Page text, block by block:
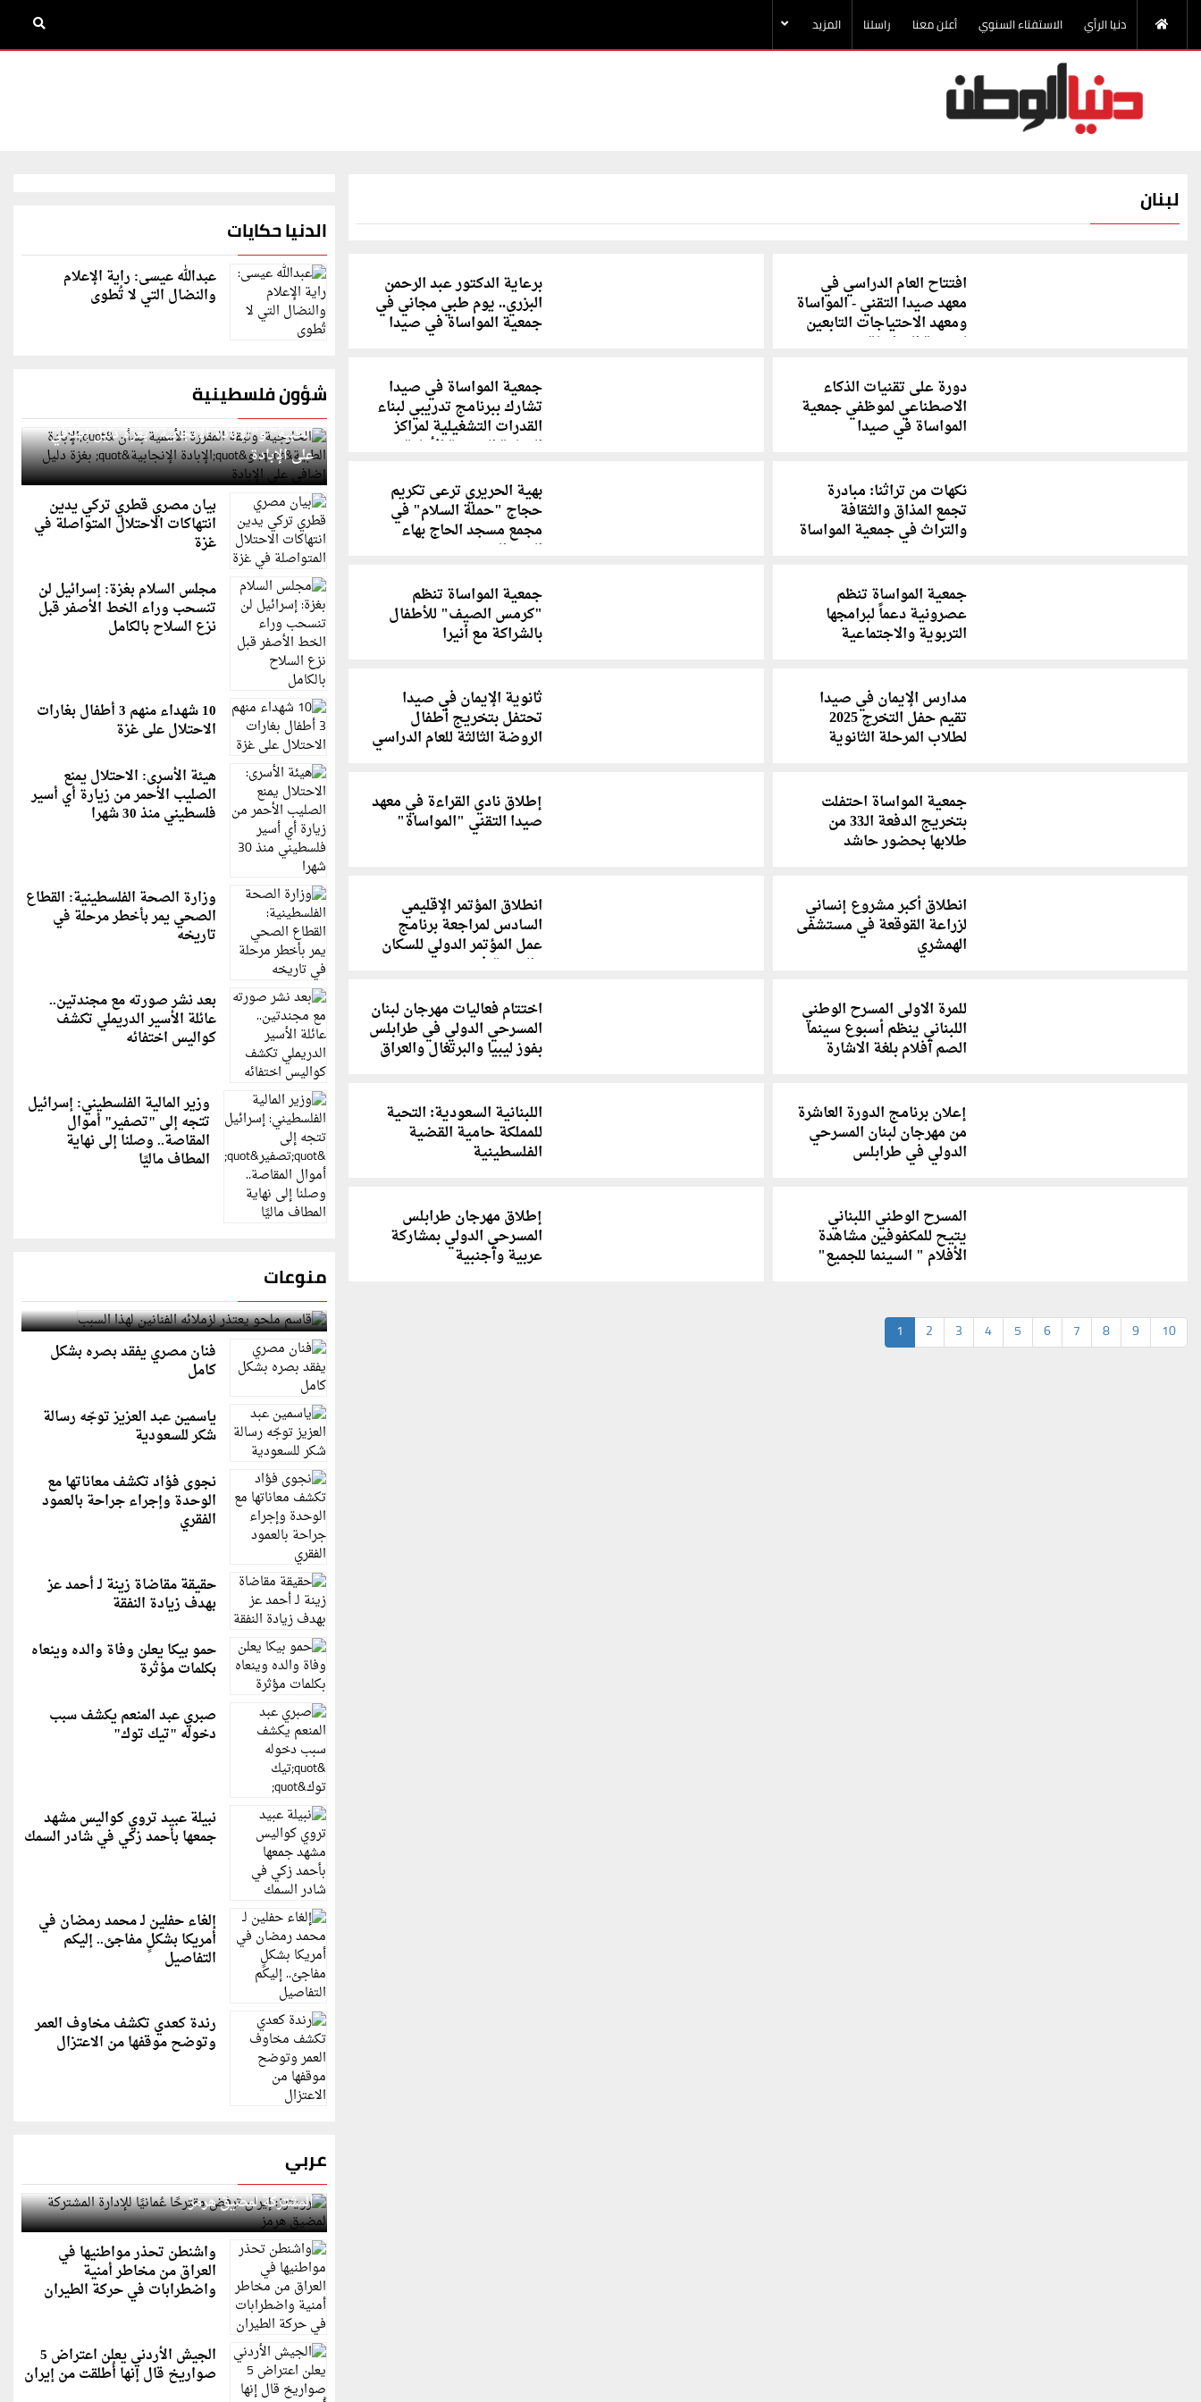
دنيا الرأي الاستفتاء السنوي أعلن معنا راسلنا المزيد
لبنان
افتتاح العام الدراسي في
معهد صيدا التقني - المواساة
ومعهد الاحتياجات التابعين
لجمعية المواساة
برعاية الدكتور عبد الرحمن
البزري.. يوم طبي مجاني في
جمعية المواساة في صيدا
دورة على تقنيات الذكاء
الاصطناعي لموظفي جمعية
المواساة في صيدا
جمعية المواساة في صيدا
تشارك ببرنامج تدريبي لبناء
القدرات التشغيلية لمراكز
الرعاية الصحية الأولية
نكهات من تراثنا: مبادرة
تجمع المذاق والثقافة
والتراث في جمعية المواساة
بهية الحريري ترعى تكريم
حجاج "حملة السلام" في
مجمع مسجد الحاج بهاء
الدين الحريري
جمعية المواساة تنظم
عصرونية دعماً لبرامجها
التربوية والاجتماعية
جمعية المواساة تنظم
"كرمس الصيف" للأطفال
بالشراكة مع أنيرا
مدارس الإيمان في صيدا
تقيم حفل التخرج 2025
لطلاب المرحلة الثانوية
ثانوية الإيمان في صيدا
تحتفل بتخريج أطفال
الروضة الثالثة للعام الدراسي
جمعية المواساة احتفلت
بتخريج الدفعة الـ33 من
طلابها بحضور حاشد
إطلاق نادي القراءة في معهد
صيدا التقني "المواساة"
انطلاق أكبر مشروع إنساني
لزراعة القوقعة في مستشفى
الهمشري
انطلاق المؤتمر الإقليمي
السادس لمراجعة برنامج
عمل المؤتمر الدولي للسكان
والتنمية في بيروت
للمرة الاولى المسرح الوطني
اللبناني ينظم أسبوع سينما
الصم أفلام بلغة الاشارة
اختتام فعاليات مهرجان لبنان
المسرحي الدولي في طرابلس
بفوز ليبيا والبرتغال والعراق
إعلان برنامج الدورة العاشرة
من مهرجان لبنان المسرحي
الدولي في طرابلس
اللبنانية السعودية: التحية
للمملكة حامية القضية
الفلسطينية
المسرح الوطني اللبناني
يتيح للمكفوفين مشاهدة
الأفلام " السينما للجميع"
إطلاق مهرجان طرابلس
المسرحي الدولي بمشاركة
عربية وأجنبية
1 2 3 4 5 6 7 8 9 10
الدنيا حكايات
عبدالله عيسى: راية الإعلام
والنضال التي لا تُطوى
شؤون فلسطينية
الخارجية: وثيقة المقررة الأممية بشأن "الإبادة
الطبية" و"الإبادة الإنجابية" بغزة دليل إضافي
على الإبادة
بيان مصري قطري تركي يدين
انتهاكات الاحتلال المتواصلة في
غزة
مجلس السلام بغزة: إسرائيل لن
تنسحب وراء الخط الأصفر قبل
نزع السلاح بالكامل
10 شهداء منهم 3 أطفال بغارات
الاحتلال على غزة
هيئة الأسرى: الاحتلال يمنع
الصليب الأحمر من زيارة أي أسير
فلسطيني منذ 30 شهرا
وزارة الصحة الفلسطينية: القطاع
الصحي يمر بأخطر مرحلة في
تاريخه
بعد نشر صورته مع مجندتين..
عائلة الأسير الدريملي تكشف
كواليس اختفائه
وزير المالية الفلسطيني: إسرائيل
تتجه إلى "تصفير" أموال
المقاصة.. وصلنا إلى نهاية
المطاف ماليًا
منوعات
قاسم ملحو يعتذر لزملائه الفنانين لهذا السبب
فنان مصري يفقد بصره بشكل
كامل
ياسمين عبد العزيز توجّه رسالة
شكر للسعودية
نجوى فؤاد تكشف معاناتها مع
الوحدة وإجراء جراحة بالعمود
الفقري
حقيقة مقاضاة زينة لـ أحمد عز
بهدف زيادة النفقة
حمو بيكا يعلن وفاة والده وينعاه
بكلمات مؤثرة
صبري عبد المنعم يكشف سبب
دخوله "تيك توك"
نبيلة عبيد تروي كواليس مشهد
جمعها بأحمد زكي في شادر السمك
إلغاء حفلين لـ محمد رمضان في
أمريكا بشكلٍ مفاجئ.. إليكم
التفاصيل
رندة كعدي تكشف مخاوف العمر
وتوضح موقفها من الاعتزال
عربي
رويترز: إيران ترفض مقترحًا عُمانيًا للإدارة
المشتركة لمضيق هرمز
واشنطن تحذر مواطنيها في
العراق من مخاطر أمنية
واضطرابات في حركة الطيران
الجيش الأردني يعلن اعتراض 5
صواريخ قال إنها أُطلقت من إيران